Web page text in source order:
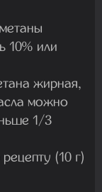
10% или
жирная,
можно
1/3
(10 г)